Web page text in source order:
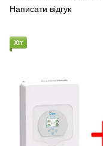
Написати відгук
Хіт